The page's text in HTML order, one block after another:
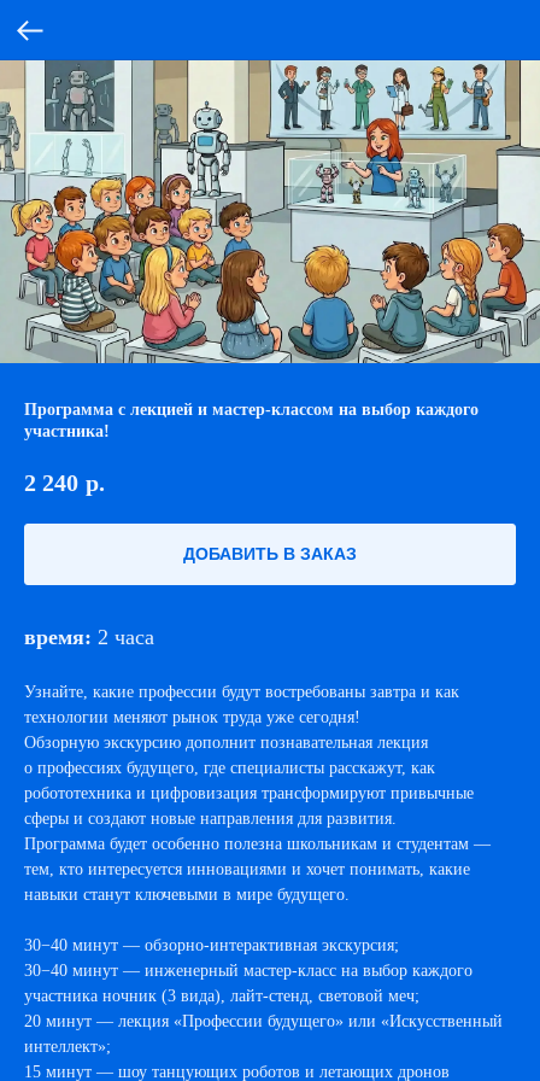
Программа с лекцией и мастер-классом на выбор каждого
участника!
2 240 р.
ДОБАВИТЬ В ЗАКАЗ
время: 2 часа
Узнайте, какие профессии будут востребованы завтра и как
технологии меняют рынок труда уже сегодня!
Обзорную экскурсию дополнит познавательная лекция
о профессиях будущего, где специалисты расскажут, как
робототехника и цифровизация трансформируют привычные
сферы и создают новые направления для развития.
Программа будет особенно полезна школьникам и студентам —
тем, кто интересуется инновациями и хочет понимать, какие
навыки станут ключевыми в мире будущего.
30−40 минут — обзорно-интерактивная экскурсия;
30−40 минут — инженерный мастер-класс на выбор каждого
участника ночник (3 вида), лайт-стенд, световой меч;
20 минут — лекция «Профессии будущего» или «Искусственный
интеллект»;
15 минут — шоу танцующих роботов и летающих дронов